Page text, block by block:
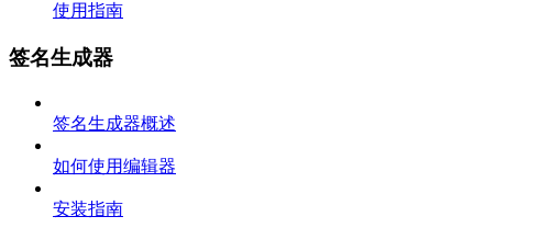
使用指南
签名生成器
签名生成器概述
如何使用编辑器
安装指南